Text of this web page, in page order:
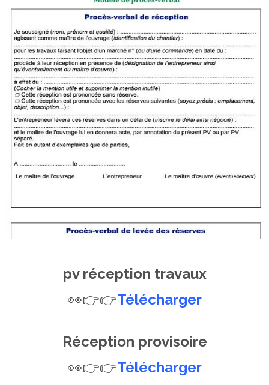
pv réception travaux
👀👉👉Télécharger
Réception provisoire
👀👉👉Télécharger